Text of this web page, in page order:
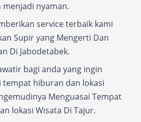
menjadi nyaman.
service terbaik kami
Supir yang Mengerti Dan
Di Jabodetabek.
bagi anda yang ingin
tempat hiburan dan lokasi
Menguasai Tempat
lokasi Wisata Di Tajur.